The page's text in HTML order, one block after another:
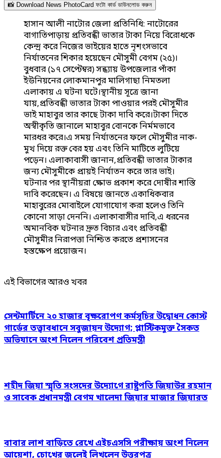
📸 Download News PhotoCard ফটো কার্ড ডাউনলোড করুন
হাসান আলী নাটোর জেলা প্রতিনিধি: নাটোরের
বাগাতিপাড়ায় প্রতিবন্ধী ভাতার টাকা নিয়ে বিরোধকে
কেন্দ্র করে নিজের ভাইয়ের হাতে নৃশংসভাবে
নির্যাতনের শিকার হয়েছেন মৌসুমী বেগম (২৫)।
বুধবার (১৭ সেপ্টেম্বর) সন্ধ্যায় উপজেলার পাঁকা
ইউনিয়নের লোকমানপুর মালিগাছা নিমতলা
এলাকায় এ ঘটনা ঘটে।স্থানীয় সূত্রে জানা
যায়,প্রতিবন্ধী ভাতার টাকা পাওয়ার পরই মৌসুমীর
ভাই মাহাবুর তার কাছে টাকা দাবি করে।টাকা দিতে
অস্বীকৃতি জানালে মাহাবুর বোনকে নির্মমভাবে
মারধর করে।এ সময় নির্যাতনের ফলে মৌসুমীর নাক-
মুখ দিয়ে রক্ত বের হয় এবং তিনি মাটিতে লুটিয়ে
পড়েন। এলাকাবাসী জানান,প্রতিবন্ধী ভাতার টাকার
জন্য মৌসুমীকে প্রায়ই নির্যাতন করে তার ভাই।
ঘটনার পর স্থানীয়রা ক্ষোভ প্রকাশ করে দোষীর শাস্তি
দাবি করেছেন। এ বিষয়ে জানতে একাধিকবার
মাহাবুরের মোবাইলে যোগাযোগ করা হলেও তিনি
কোনো সাড়া দেননি। এলাকাবাসীর দাবি,এ ধরনের
অমানবিক ঘটনার দ্রুত বিচার এবং প্রতিবন্ধী
মৌসুমীর নিরাপত্তা নিশ্চিত করতে প্রশাসনের
হস্তক্ষেপ প্রয়োজন।
এই বিভাগের আরও খবর
সেন্টমার্টিনে ২০ হাজার বৃক্ষরোপণ কর্মসূচির উদ্বোধন কোস্ট
গার্ডের তত্ত্বাবধানে সবুজায়ন উদ্যোগ; প্লাস্টিকমুক্ত সৈকত
অভিযানে অংশ নিলেন পরিবেশ প্রতিমন্ত্রী
শহীদ জিয়া স্মৃতি সংসদের উদ্যোগে রাষ্ট্রপতি জিয়াউর রহমান
ও সাবেক প্রধানমন্ত্রী বেগম খালেদা জিয়ার মাজার জিয়ারত
বাবার লাশ বাড়িতে রেখে এইচএসসি পরীক্ষায় অংশ নিলেন
আয়েশা, চোখের জলেই লিখলেন উত্তরপত্র